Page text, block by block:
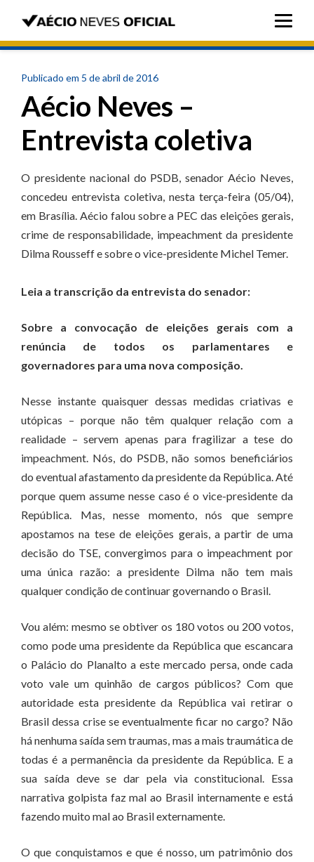
Publicado em 5 de abril de 2016
Aécio Neves –
Entrevista coletiva
O presidente nacional do PSDB, senador Aécio Neves,
concedeu entrevista coletiva, nesta terça-feira (05/04),
em Brasília. Aécio falou sobre a PEC das eleições gerais,
crime de responsabilidade, impeachment da presidente
Dilma Rousseff e sobre o vice-presidente Michel Temer.
Leia a transcrição da entrevista do senador:
Sobre a convocação de eleições gerais com a
renúncia de todos os parlamentares e
governadores para uma nova composição.
Nesse instante quaisquer dessas medidas criativas e
utópicas – porque não têm qualquer relação com a
realidade – servem apenas para fragilizar a tese do
impeachment. Nós, do PSDB, não somos beneficiários
do eventual afastamento da presidente da República. Até
porque quem assume nesse caso é o vice-presidente da
República. Mas, nesse momento, nós que sempre
apostamos na tese de eleições gerais, a partir de uma
decisão do TSE, convergimos para o impeachment por
uma única razão: a presidente Dilma não tem mais
qualquer condição de continuar governando o Brasil.
Vou além: mesmo se obtiver os 180 votos ou 200 votos,
como pode uma presidente da República que escancara
o Palácio do Planalto a este mercado persa, onde cada
voto vale um quinhão de cargos públicos? Com que
autoridade esta presidente da República vai retirar o
Brasil dessa crise se eventualmente ficar no cargo? Não
há nenhuma saída sem traumas, mas a mais traumática de
todas é a permanência da presidente da República. E a
sua saída deve se dar pela via constitucional. Essa
narrativa golpista faz mal ao Brasil internamente e está
fazendo muito mal ao Brasil externamente.
O que conquistamos e que é nosso, um patrimônio dos